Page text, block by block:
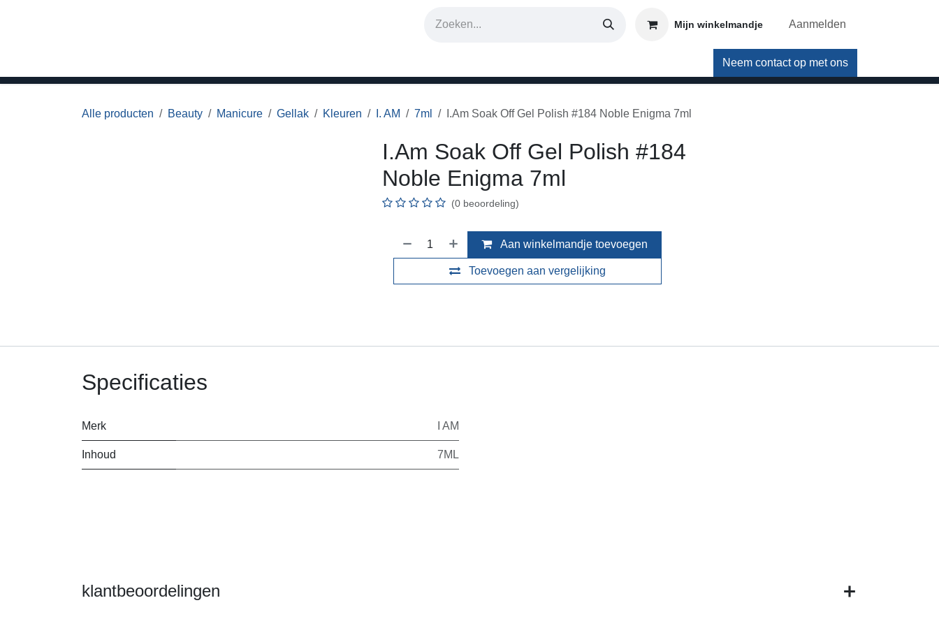
Mijn winkelmandje Aanmelden
Neem contact op met ons
Alle producten Beauty Manicure Gellak Kleuren I. AM 7ml I.Am Soak Off Gel Polish #184 Noble Enigma 7ml
I.Am Soak Off Gel Polish #184
Noble Enigma 7ml
(0 beoordeling)
Aan winkelmandje toevoegen
Toevoegen aan vergelijking
Specificaties
Merk I AM
Inhoud 7ML
klantbeoordelingen